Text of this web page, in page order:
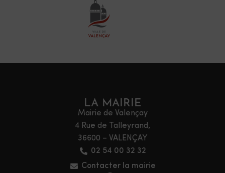
LA MAIRIE
Mairie de Valençay
4 Rue de Talleyrand,
36600 – VALENÇAY
02 54 00 32 32
Contacter la mairie